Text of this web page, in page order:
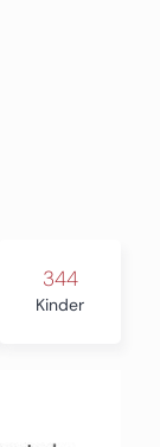
344
Kinder